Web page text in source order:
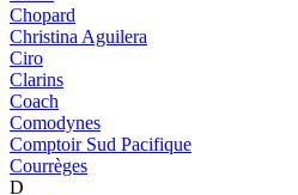
Chopard
Christina Aguilera
Ciro
Clarins
Coach
Comodynes
Comptoir Sud Pacifique
Courrèges
D